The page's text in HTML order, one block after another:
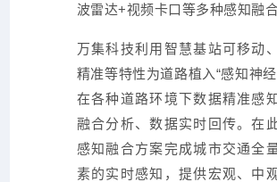
波雷达+视频卡口等多种感知融合
万集科技利用智慧基站可移动
精准等特性为道路植入“感知神
在各种道路环境下数据精准感
融合分析、数据实时回传。在
感知融合方案完成城市交通全
素的实时感知，提供宏观、中